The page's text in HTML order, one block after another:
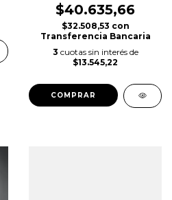
$40.635,66
$32.508,53 con
Transferencia Bancaria
3 cuotas sin interés de
$13.545,22
COMPRAR